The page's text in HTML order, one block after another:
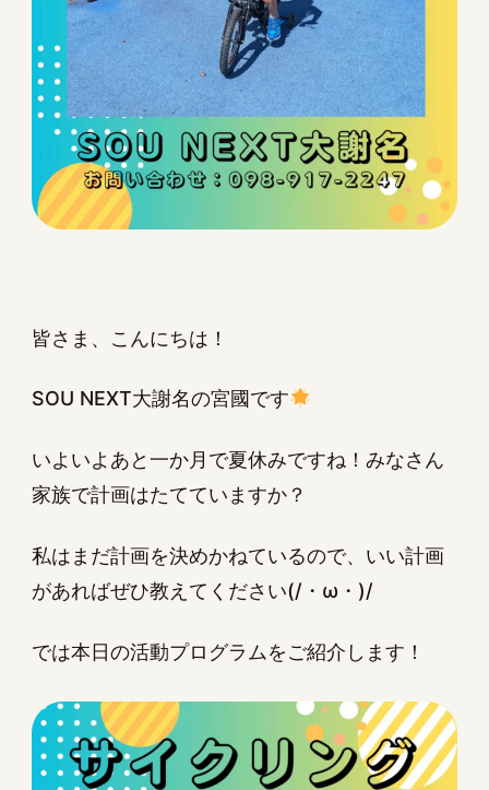
皆さま、こんにちは！
SOU NEXT大謝名の宮國です
いよいよあと一か月で夏休みですね！みなさん
家族で計画はたてていますか？
私はまだ計画を決めかねているので、いい計画
があればぜひ教えてください(/・ω・)/
では本日の活動プログラムをご紹介します！